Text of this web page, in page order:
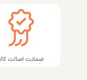
ضمانت اصالت کالا